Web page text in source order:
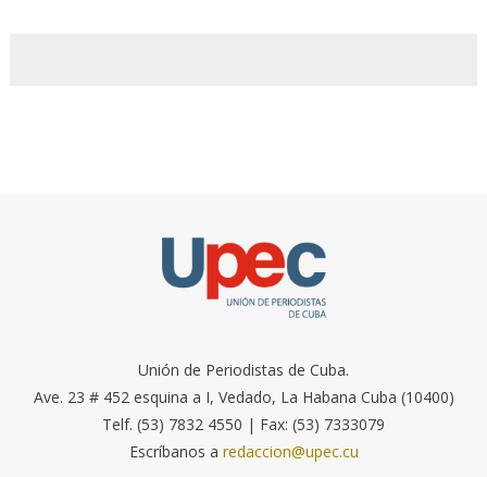
Unión de Periodistas de Cuba.
Ave. 23 # 452 esquina a I, Vedado, La Habana Cuba (10400)
Telf. (53) 7832 4550 | Fax: (53) 7333079
Escríbanos a redaccion@upec.cu